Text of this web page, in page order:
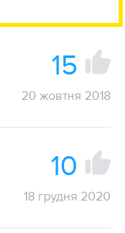
15
20 жовтня 2018
10
18 грудня 2020